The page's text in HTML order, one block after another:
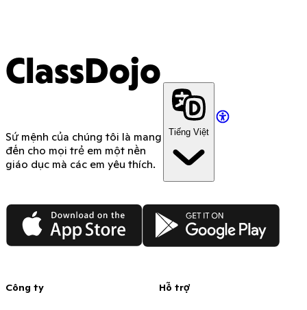
ClassDojo
Sứ mệnh của chúng tôi là mang
đến cho mọi trẻ em một nền
giáo dục mà các em yêu thích.
Tiếng Việt
App Store Google Play
Công ty Hỗ trợ